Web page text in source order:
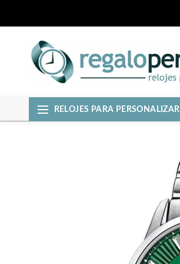
RELOJES PARA PERSONALIZAR